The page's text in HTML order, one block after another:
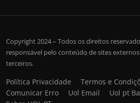
Copyright 2024 – Todos os direitos
responsável pelo conteúdo de sites
terceiros.
Política Privacidade Termos e
Comunicar Erro
Uol Email
Uol pt